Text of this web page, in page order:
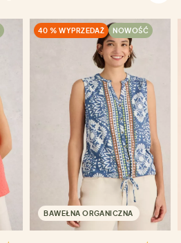
40 % WYPRZEDAŻ NOWOŚĆ
BAWEŁNA ORGANICZNA